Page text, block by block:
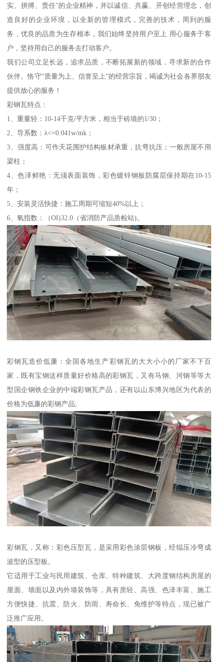
实、拼搏、责任”的企业精神，并以诚信、共赢、开创经营理念，创
造良好的企业环境，以全新的管理模式，完善的技术，周到的服
务，优良的品质为生存根本，我们始终坚持用户至上 用心服务于客
户，坚持用自己的服务去打动客户。
我们公司立足长远，追求品质，不断拓展新的领域，寻求新的合作
伙伴。恪守“质量为上、信誉至上”的经营宗旨，竭诚为社会各界朋友
提供放心的服务！
彩钢瓦特点：
1、重量轻：10-14千克/平方米，相当于砖墙的1/30；
2、导系数：λ<=0.041w/mk；
3、强度高：可作天花围护结构板材承重，抗弯抗压；一般房屋不用
梁柱；
4、色泽鲜艳：无须表面装饰，彩色镀锌钢板防腐层保持期在10-15
年；
5、安装灵活快捷：施工周期可缩短40%以上；
6、氧指数：（OI)32.0（省消防产品质检站)。
彩钢瓦造价低廉：全国各地生产彩钢瓦的大大小小的厂家不下百
家，既有宝钢这样质量好价格高的彩钢瓦，又有马钢、河钢等等大
型国企钢铁企业的中端彩钢瓦产品，还有以山东博兴地区为代表的
价格为低廉的彩钢产品;
彩钢瓦，又称：彩色压型瓦，是采用彩色涂层钢板，经辊压冷弯成
波型的压型板。
它适用于工业与民用建筑、仓库、特种建筑、大跨度钢结构房屋的
屋面、墙面以及内外墙装饰等，具有质轻、高强、色泽丰富、施工
方便快捷、抗震、防火、防雨、寿命长、免维护等特点，现已被广
泛推广应用。